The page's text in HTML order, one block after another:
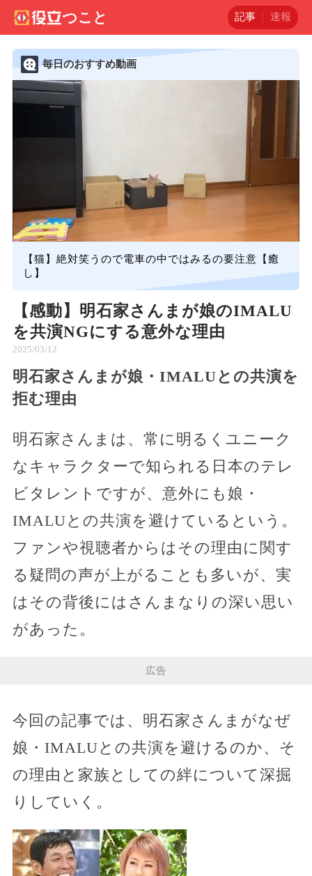
記事 速報
毎日のおすすめ動画
【猫】絶対笑うので電車の中ではみるの要注意【癒
し】
【感動】明石家さんまが娘のIMALU
を共演NGにする意外な理由
2025/03/12
明石家さんまが娘・IMALUとの共演を
拒む理由
明石家さんまは、常に明るくユニーク
なキャラクターで知られる日本のテレ
ビタレントですが、意外にも娘・
IMALUとの共演を避けているという。
ファンや視聴者からはその理由に関す
る疑問の声が上がることも多いが、実
はその背後にはさんまなりの深い思い
があった。
広告
今回の記事では、明石家さんまがなぜ
娘・IMALUとの共演を避けるのか、そ
の理由と家族としての絆について深掘
りしていく。